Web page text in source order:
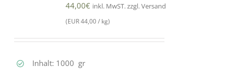
44,00€ inkl. MwST. zzgl. Versand
(EUR 44,00 / kg)
Inhalt: 1000 gr